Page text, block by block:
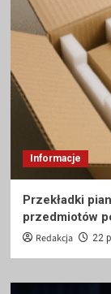
Informacje
Przekładki
przedmiotów
Redakcja 22